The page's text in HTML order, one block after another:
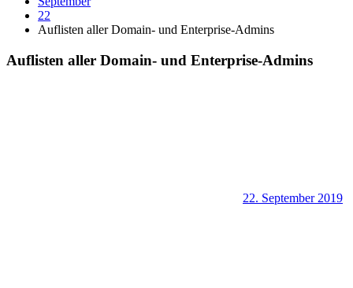
22
Auflisten aller Domain- und Enterprise-Admins
Auflisten aller Domain- und Enterprise-Admins
22. September 2019